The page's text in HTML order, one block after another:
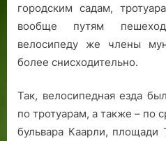
городским садам,
вообще путям
велосипеду же члены
более снисходительно.
Так, велосипедная езда
по тротуарам, а также – по
бульвара Каарли, площади